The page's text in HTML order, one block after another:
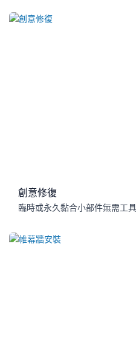
創意修復
臨時或永久黏合小部件無需工